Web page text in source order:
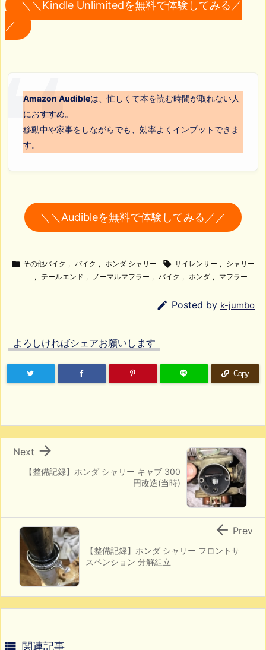
＼＼Kindle Unlimitedを無料で体験してみる／
／
Amazon Audibleは、忙しくて本を読む時間が取れない人
におすすめ。
移動中や家事をしながらでも、効率よくインプットできま
す。
＼＼Audibleを無料で体験してみる／／
 その他バイク , バイク , ホンダ シャリー  サイレンサー ,
シャリー
,
テールエンド , ノーマルマフラー , バイク , ホンダ , マフラー
 Posted by k-jumbo
よろしければシェアお願いします
Copy
【整備記録】ホンダ シャリー キャブ 300
円改造(当時)

Next
【整備記録】ホンダ シャリー フロントサ
スペンション 分解組立
 Prev
 関連記事